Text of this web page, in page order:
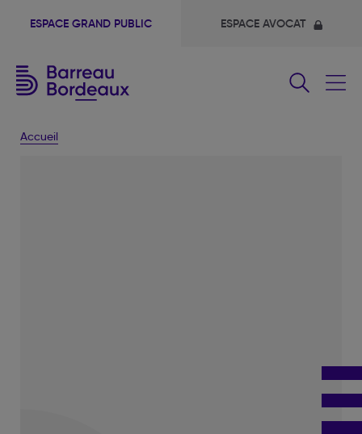
ESPACE GRAND PUBLIC ESPACE AVOCAT
Accueil